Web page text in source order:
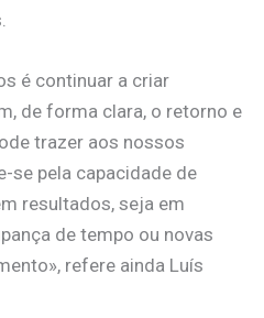
é continuar a criar
de forma clara, o retorno e
trazer aos nossos
se pela capacidade de
resultados, seja em
de tempo ou novas
refere ainda Luís